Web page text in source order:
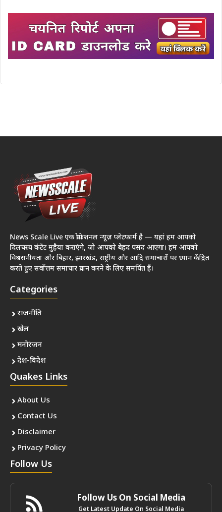
News Scale Live एक प्रोफेशनल न्यूज़ प्लेटफार्म है — यहां हम आपको
दिलचस्प कंटेंट मुहैया कराएंगे, जो आपको बेहद पसंद आएगा। हम आपको
विश्वसनीयता और बिहार, झारखंड, राष्ट्रीय और आदि समाचारों पर ध्यान केंद्रित
करते हुए सर्वोत्तम समाचार प्रदान करने के लिए समर्पित हैं।
Categories
राजनीति
खेल
मनोरंजन
देश-विदेश
Quakes Links
About Us
Contact Us
Disclaimer
Privacy Policy
Follow Us
Follow Us On Social Media
Get Latest Update On Social Media